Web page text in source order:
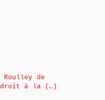
de
droit à la (…)